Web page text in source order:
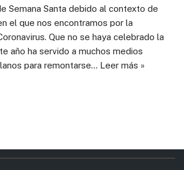
Semana Santa debido al contexto de
el que nos encontramos por la
Que no se haya celebrado la
año ha servido a muchos medios
para remontarse… Leer más »